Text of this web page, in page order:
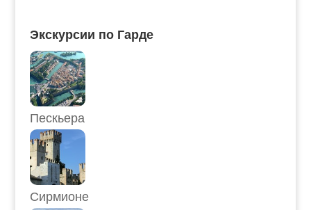
Экскурсии по Гарде
Пескьера
Сирмионе